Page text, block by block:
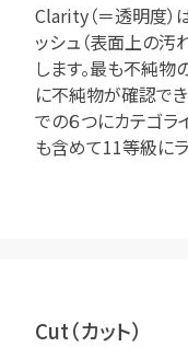
Clarity（＝透明度）
ッシュ（表面上の汚
します。最も不純物
に不純物が確認でき
での６つにカテゴラ
も含めて11等級に
Cut（カット）